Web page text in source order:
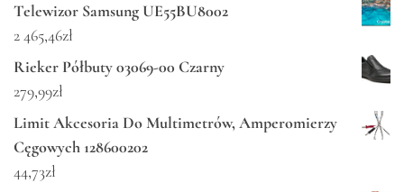
Telewizor Samsung UE55BU8002
2 465,46zł
Rieker Półbuty 03069-00 Czarny
279,99zł
Limit Akcesoria Do Multimetrów, Amperomierzy
Cęgowych 128600202
44,73zł